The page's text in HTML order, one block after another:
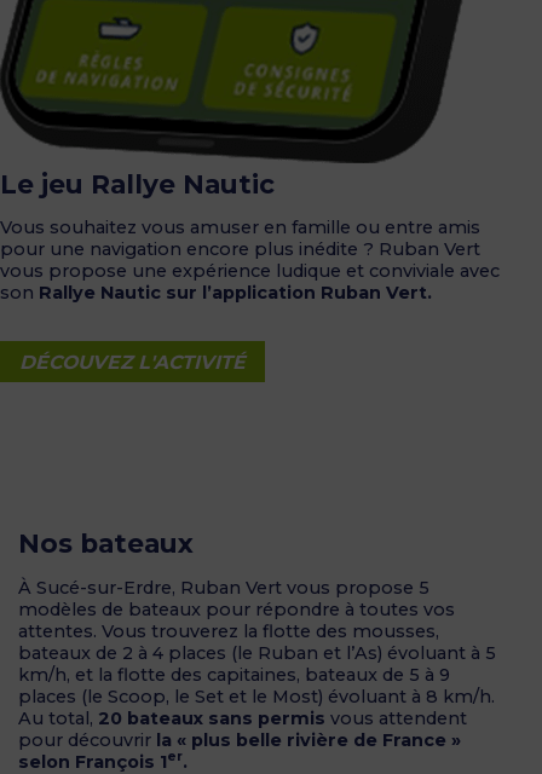
Le jeu Rallye Nautic
Vous souhaitez vous amuser en famille ou entre amis
pour une navigation encore plus inédite ? Ruban Vert
vous propose une expérience ludique et conviviale avec
son Rallye Nautic sur l’application Ruban Vert.
DÉCOUVEZ L'ACTIVITÉ
Nos bateaux
À Sucé-sur-Erdre, Ruban Vert vous propose 5
modèles de bateaux pour répondre à toutes vos
attentes. Vous trouverez la flotte des mousses,
bateaux de 2 à 4 places (le Ruban et l’As) évoluant à 5
km/h, et la flotte des capitaines, bateaux de 5 à 9
places (le Scoop, le Set et le Most) évoluant à 8 km/h.
Au total, 20 bateaux sans permis vous attendent
pour découvrir la « plus belle rivière de France »
selon François 1er.